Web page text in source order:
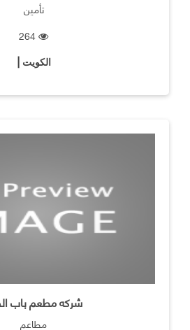
تأمين
الكويت |
شركه مطعم باب
مطاعم